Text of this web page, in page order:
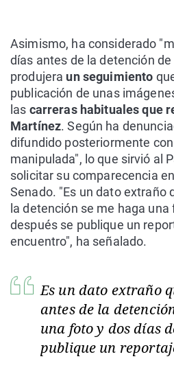
Asimismo, ha considerado
días antes de la detención
produjera un seguimiento
publicación de unas
las carreras habituales que
Martínez. Según ha
difundido posteriormente
manipulada", lo que sirvió al
solicitar su comparecencia
Senado. "Es un dato extraño
la detención se me haga
después se publique un
encuentro", ha señalado.
Es un dato extraño
antes de la
una foto y dos días
publique un